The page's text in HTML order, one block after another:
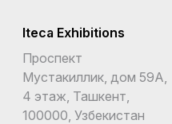
Iteca Exhibitions
Проспект
Мустакиллик, дом 59А,
4 этаж, Ташкент,
100000, Узбекистан